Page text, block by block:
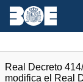
Real Decreto
modifica el Real